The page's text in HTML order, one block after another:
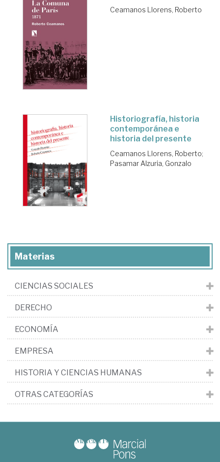
Ceamanos Llorens, Roberto
Historiografía, historia
contemporánea e
historia del presente
Ceamanos Llorens, Roberto;
Pasamar Alzuria, Gonzalo
Materias
CIENCIAS SOCIALES
DERECHO
ECONOMÍA
EMPRESA
HISTORIA Y CIENCIAS HUMANAS
OTRAS CATEGORÍAS